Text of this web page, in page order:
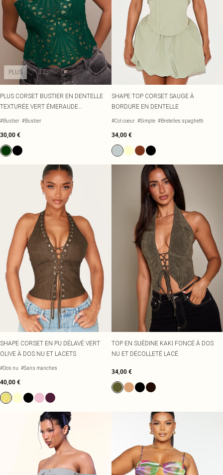
PLUS
PLUS CORSET BUSTIER EN DENTELLE
TEXTURÉE VERT ÉMERAUDE
TRANSPARENTE FLEURIE
#Bustier #Bustier
30,00 €
SHAPE TOP CORSET SAUGE À
BORDURE EN DENTELLE
#Col coeur #Simple #Bretelles spaghetti
34,00 €
SHAPE CORSET EN PU DÉLAVÉ VERT
OLIVE À DOS NU ET LACETS
#Dos nu #Sans manches
40,00 €
TOP EN SUÉDINE KAKI FONCÉ À DOS
NU ET DÉCOLLETÉ LACÉ
34,00 €